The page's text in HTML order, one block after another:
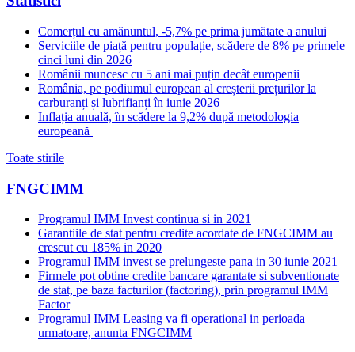
Comerțul cu amănuntul, -5,7% pe prima jumătate a anului
Serviciile de piață pentru populație, scădere de 8% pe primele
cinci luni din 2026
Românii muncesc cu 5 ani mai puțin decât europenii
România, pe podiumul european al creșterii prețurilor la
carburanți și lubrifianți în iunie 2026
Inflația anuală, în scădere la 9,2% după metodologia
europeană
Toate stirile
FNGCIMM
Programul IMM Invest continua si in 2021
Garantiile de stat pentru credite acordate de FNGCIMM au
crescut cu 185% in 2020
Programul IMM invest se prelungeste pana in 30 iunie 2021
Firmele pot obtine credite bancare garantate si subventionate
de stat, pe baza facturilor (factoring), prin programul IMM
Factor
Programul IMM Leasing va fi operational in perioada
urmatoare, anunta FNGCIMM